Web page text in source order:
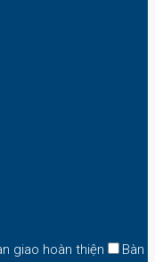
giao hoàn thiện
Bàn